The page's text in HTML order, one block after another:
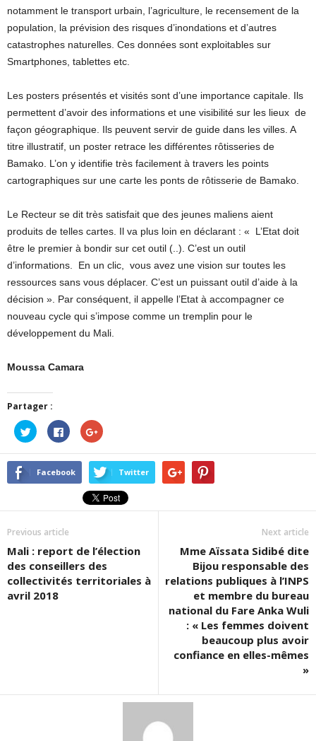
notamment le transport urbain, l’agriculture, le recensement de la
population, la prévision des risques d’inondations et d’autres
catastrophes naturelles. Ces données sont exploitables sur
Smartphones, tablettes etc.
Les posters présentés et visités sont d’une importance capitale. Ils
permettent d’avoir des informations et une visibilité sur les lieux de
façon géographique. Ils peuvent servir de guide dans les villes. A
titre illustratif, un poster retrace les différentes rôtisseries de
Bamako. L’on y identifie très facilement à travers les points
cartographiques sur une carte les ponts de rôtisserie de Bamako.
Le Recteur se dit très satisfait que des jeunes maliens aient
produits de telles cartes. Il va plus loin en déclarant : « L’Etat doit
être le premier à bondir sur cet outil (..). C’est un outil
d’informations. En un clic, vous avez une vision sur toutes les
ressources sans vous déplacer. C’est un puissant outil d’aide à la
décision ». Par conséquent, il appelle l’Etat à accompagner ce
nouveau cycle qui s’impose comme un tremplin pour le
développement du Mali.
Moussa Camara
Partager :
Cliquez
pour
partager
sur
Twitter(ouvre
dans
Cliquez
pour
partager
sur
Facebook(ouvre
dans
nouvelle
fenêtre)
Cliquez
pour
sur
Google+
(ouvre
dans
une
nouvelle
fenêtre)
Facebook Twitter
Previous article
Mali : report de l’élection
des conseillers des
collectivités territoriales à
avril 2018
Next article
Mme Aïssata Sidibé dite
Bijou responsable des
relations publiques à l’INPS
et membre du bureau
national du Fare Anka Wuli
: « Les femmes doivent
beaucoup plus avoir
confiance en elles-mêmes
»